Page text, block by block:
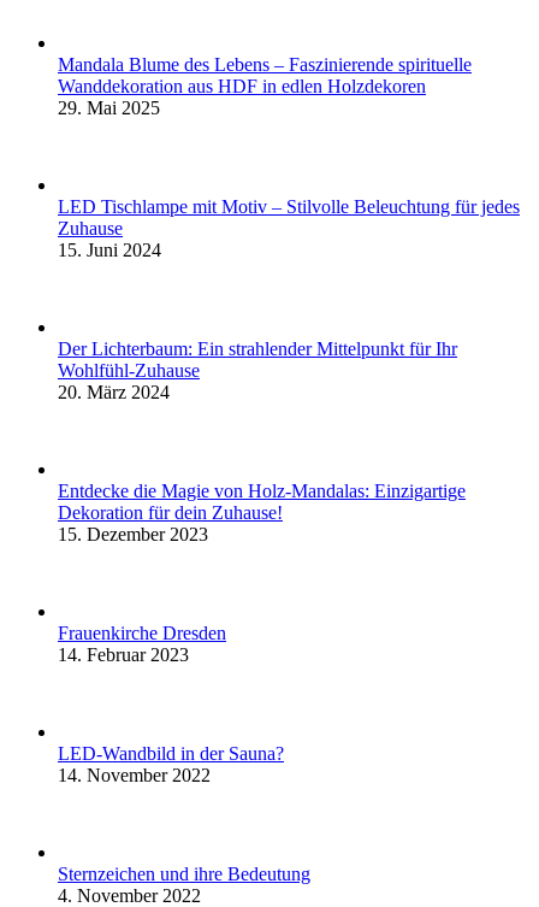
Mandala Blume des Lebens – Faszinierende spirituelle
Wanddekoration aus HDF in edlen Holzdekoren
29. Mai 2025
LED Tischlampe mit Motiv – Stilvolle Beleuchtung für jedes
Zuhause
15. Juni 2024
Der Lichterbaum: Ein strahlender Mittelpunkt für Ihr
Wohlfühl-Zuhause
20. März 2024
Entdecke die Magie von Holz-Mandalas: Einzigartige
Dekoration für dein Zuhause!
15. Dezember 2023
Frauenkirche Dresden
14. Februar 2023
LED-Wandbild in der Sauna?
14. November 2022
Sternzeichen und ihre Bedeutung
4. November 2022